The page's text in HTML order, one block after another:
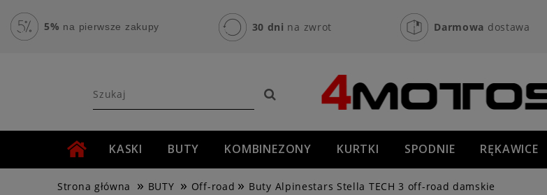
5% na pierwsze zakupy 30 dni na zwrot Darmowa dostawa
KASKI BUTY KOMBINEZONY KURTKI SPODNIE RĘKAWICE
AKCESORIA MOTOCYKLOWE ROWER OFF-ROAD NOWOŚCI PROMOCJE
Strona główna » BUTY » Off-road » Buty Alpinestars Stella TECH 3 off-road damskie